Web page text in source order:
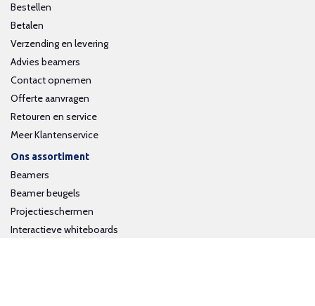
Bestellen
Betalen
Verzending en levering
Advies beamers
Contact opnemen
Offerte aanvragen
Retouren en service
Meer Klantenservice
Ons assortiment
Beamers
Beamer beugels
Projectieschermen
Interactieve whiteboards